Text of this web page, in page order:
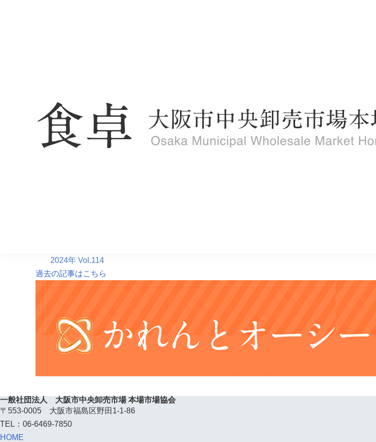
かれんとオーシー
2024年 Vol.114
過去の記事はこちら
一般社団法人 大阪市中央卸売市場 本場市場協会
〒553-0005 大阪市福島区野田1-1-86
TEL：06-6469-7850
HOME